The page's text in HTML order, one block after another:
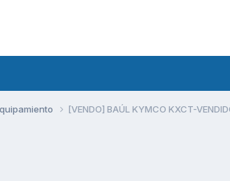
[VENDO] BAÚL KYMCO KXCT-